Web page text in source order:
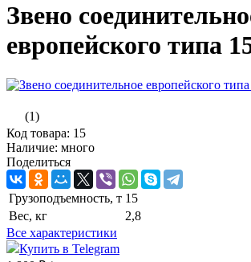
Звено
европейского типа
(1)
Код товара: 15
Наличие: много
Поделиться
Грузоподъемность, т 15
Вес, кг
2,8
Все характеристики
Купить в Telegram